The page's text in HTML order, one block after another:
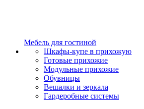
Мебель для гостиной
Шкафы-купе в прихожую
Готовые прихожие
Модульные прихожие
Обувницы
Вешалки и зеркала
Гардеробные системы